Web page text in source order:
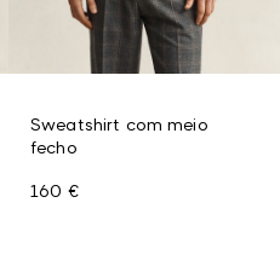
Sweatshirt com meio
fecho
160 €